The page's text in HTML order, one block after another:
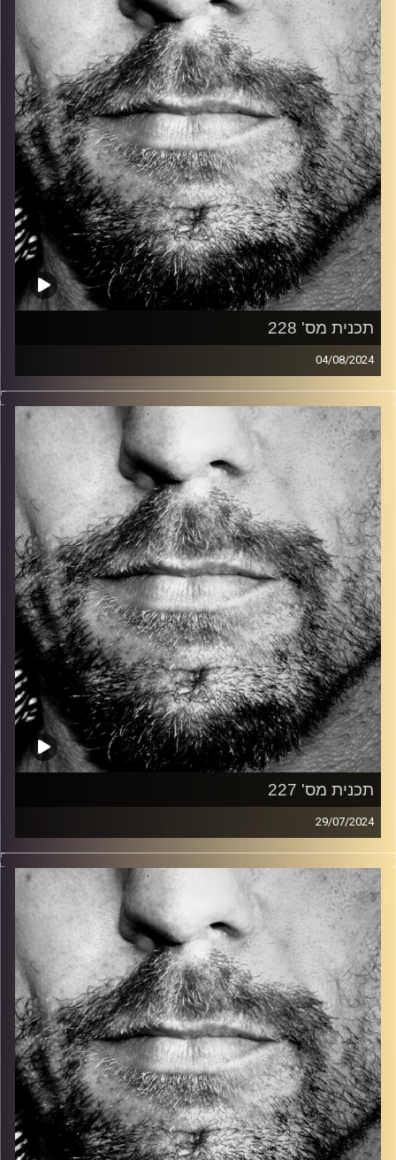
קרדיט תמונות: David Goehring
תכנית מס' 228
04/08/2024
זיפים, מוזיקה מחוספסת של הופעות חיות. הרבה ג'אם, רוק,
בלוז, bluegrass, ג'אז, Fאנק, פרוגרסיב ואפילו אלקטרוניקה.
כל מה שחי, אמיתי ונושם.
עם שמוליק רגב.
קרדיט תמונות: David Goehring
תכנית מס' 227
29/07/2024
זיפים, מוזיקה מחוספסת של הופעות חיות. הרבה ג'אם, רוק,
בלוז, bluegrass, ג'אז, Fאנק, פרוגרסיב ואפילו אלקטרוניקה.
כל מה שחי, אמיתי ונושם.
עם שמוליק רגב.
קרדיט תמונות: David Goehring